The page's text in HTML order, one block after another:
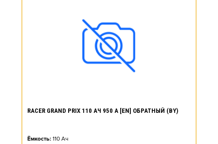
RACER GRAND PRIX 110 АЧ 950 А [EN] ОБРАТНЫЙ (BY)
Ёмкость: 110 Ач